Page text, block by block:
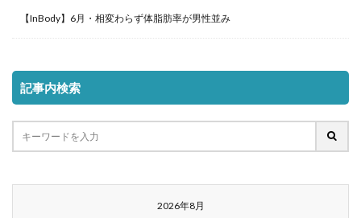
【InBody】6月・相変わらず体脂肪率が男性並み
記事内検索
2026年8月